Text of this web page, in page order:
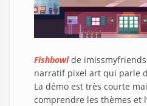
Fishbowlde
narratif pixel art qui parle
La démo est très courte
comprendre les thèmes et